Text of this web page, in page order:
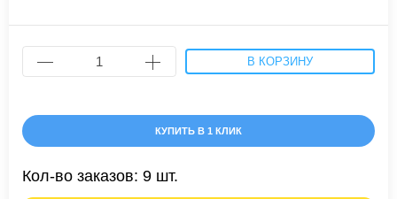
В КОРЗИНУ
КУПИТЬ В 1 КЛИК
Кол-во заказов: 9 шт.